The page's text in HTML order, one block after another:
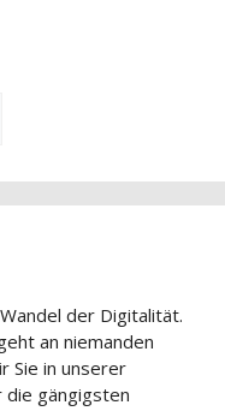
der Digitalität.
an niemanden
Sie in unserer
gängigsten